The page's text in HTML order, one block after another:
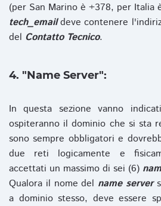
(per San Marino è +378, per Italia
tech_emaildeve contenere
del Contatto Tecnico.
4. "Name Server":
In questa sezione vanno
ospiteranno il dominio che si sta
sono sempre obbligatori e
due reti logicamente e
accettati un massimo di sei (6)
Qualora il nome del name server
a dominio stesso, deve essere